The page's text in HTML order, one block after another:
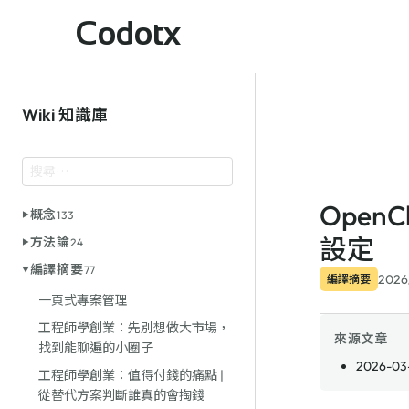
Codotx
Wiki 知識庫
概念133
方法論24
編譯摘要77
一頁式專案管理
工程師學創業：先別想做大市場，
找到能聊遍的小圈子
工程師學創業：值得付錢的痛點 |
從替代方案判斷誰真的會掏錢
設定
編譯摘要
來源文章
2026-